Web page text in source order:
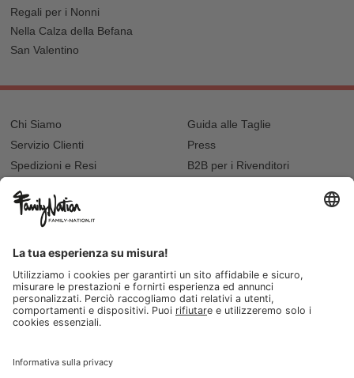
Regali per i Nonni
Nella Calza della Befana
San Valentino
Chi Siamo
Servizio Clienti
Spedizioni e Resi
Recupero password?
Lista regalo e nascita
Guida alle Taglie
Press
B2B per i Rivenditori